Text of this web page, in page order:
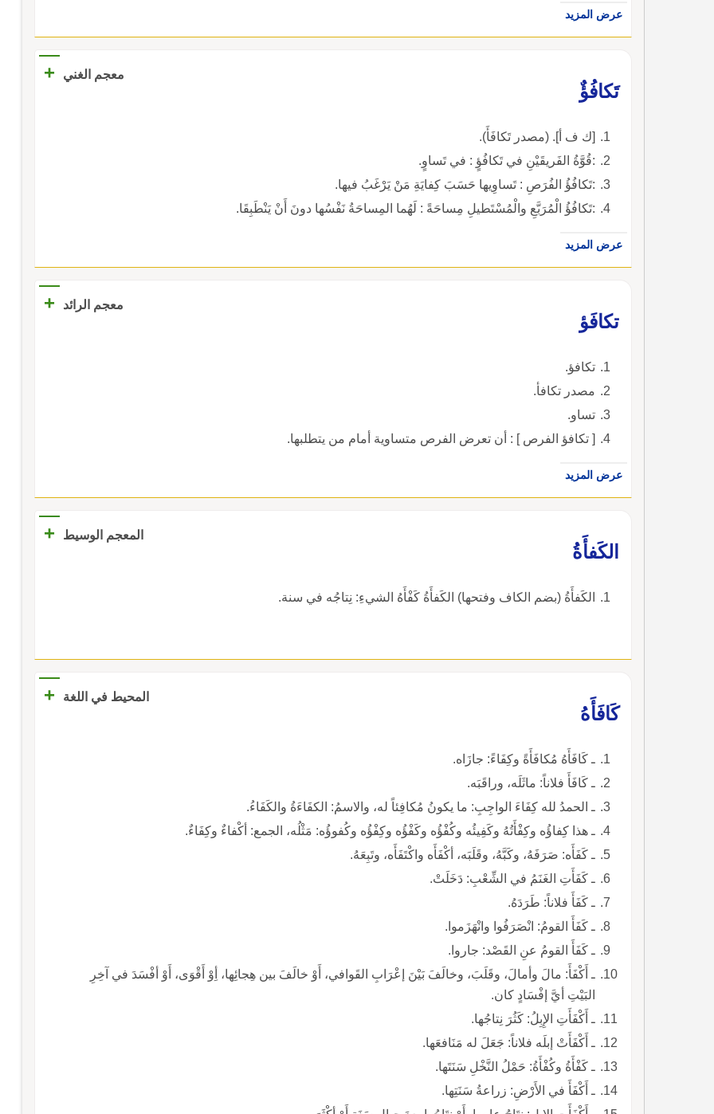
عرض المزيد
معجم الغني
+
تَكافُؤٌ
[ك ف أ]. (مصدر تَكافَأَ).
:قُوَّةُ الفَريقَيْنِ في تَكافُؤٍ : في تَساوٍ.
:تَكافُؤُ الفُرَصِ : تَساوِيها حَسَبَ كِفايَةِ مَنْ يَرْغَبُ فيها.
:تَكافُؤُ الْمُرَبَّعِ والْمُسْتَطيلِ مِساحَةً : لَهُما المِساحَةُ نَفْسُها دونَ أَنْ يَنْطَبِقَا.
عرض المزيد
معجم الرائد
+
تكافَؤ
تكافؤ.
مصدر تكافأ.
تساو.
[ تكافؤ الفرص ] : أن تعرض الفرص متساوية أمام من يتطلبها.
عرض المزيد
المعجم الوسيط
+
الكَفأَةُ
الكَفأَةُ (بضم الكاف وفتحها) الكَفأَةُ كَفْأَهُ الشيءِ: نِتاجُه في سنة.
المحيط في اللغة
+
كَافَأَهُ
ـ كَافَأَهُ مُكافَأَةً وكِفَاءً: جازَاه.
ـ كَافَأَ فلاناً: ماثَلَه، وراقَبَه.
ـ الحمدُ لله كِفَاءَ الواجِبِ: ما يكونُ مُكافِئاً له، والاسمُ: الكفَاءَةُ والكَفَاءُ.
ـ هذا كِفاؤُه وكِفْأَتُهُ وكَفِيئُه وكُفْؤُه وكَفْؤُه وكِفْؤُه وكُفوؤُه: مَثْلُه، الجمع: أكْفاءٌ وكِفَاءٌ.
ـ كَفَأَه: صَرَفَهُ، وكَبَّهُ، وقَلَبَه، أكْفَأَه واكْتَفَأَه، وتَبِعَهُ.
ـ كَفَأَتِ الغَنَمُ في الشِّعْبِ: دَخَلَتْ.
ـ كَفَأَ فلاناً: طَرَدَهُ.
ـ كَفَأَ القومُ: انْصَرَفُوا وانْهَزَموا.
ـ كَفَأَ القومُ عنِ القَصْد: جاروا.
ـ أَكْفَأَ: مالَ وأمالَ، وقَلَبَ، وخالَفَ بَيْنَ إعْرَابِ القَوافي، أَوْ خالَفَ بين هِجائِها، أِوْ أَقْوَى، أَوْ أفْسَدَ في آخِرِ
البَيْتِ أيَّ إفْسَادٍ كان.
ـ أَكْفَأَتِ الإِبِلُ: كَثُرَ نِتاجُها.
ـ أَكْفَأَتْ إبلَه فلاناً: جَعَلَ له مَنَافعَها.
ـ كَفْأَةُ وكُفْأَةُ: حَمْلُ النَّخْلِ سَنَتَها.
ـ أَكْفَأَ في الأَرْضِ: زراعةُ سَنَتِها.